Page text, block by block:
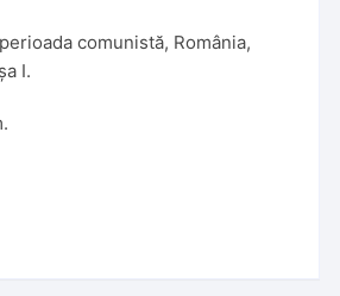
comunistă, România,
I.